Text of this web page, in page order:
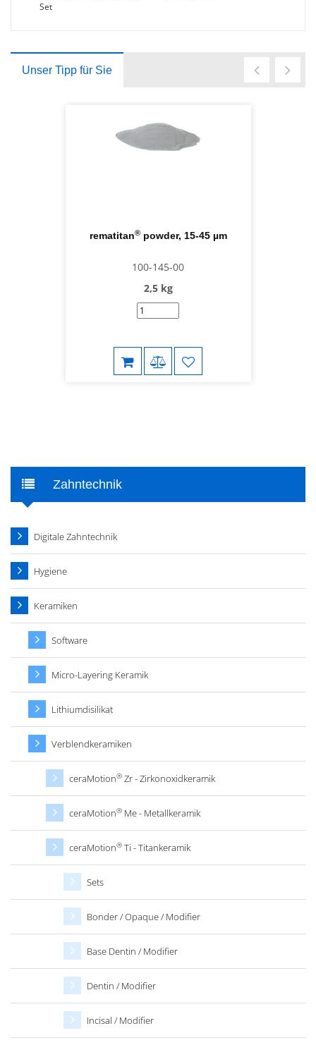
Set
Unser Tipp für Sie
rematitan®powder, 15-45 µm
100-145-00
2,5 kg
Zahntechnik
Digitale Zahntechnik
Hygiene
Keramiken
Software
Micro-Layering Keramik
Lithiumdisilikat
Verblendkeramiken
ceraMotion® Zr - Zirkonoxidkeramik
ceraMotion® Me - Metallkeramik
ceraMotion® Ti - Titankeramik
Sets
Bonder / Opaque / Modifier
Base Dentin / Modifier
Dentin / Modifier
Incisal / Modifier